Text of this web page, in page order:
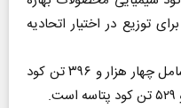
توزیع در اختیار اتحادیه
وی خاطرنشان کرد: این میزان کود شامل چهار هزار و ۳۹۶ تن کود